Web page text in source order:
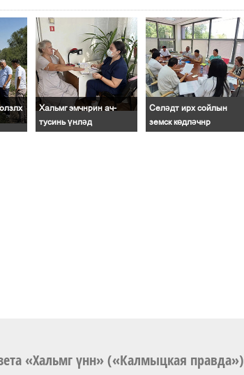
Хальмг эмчнрин ач-
тусинь үнләд
Селәдт ирх сойлын
земск көдләчнр
«Хальмг үнн» («Калмыцкая правда»)